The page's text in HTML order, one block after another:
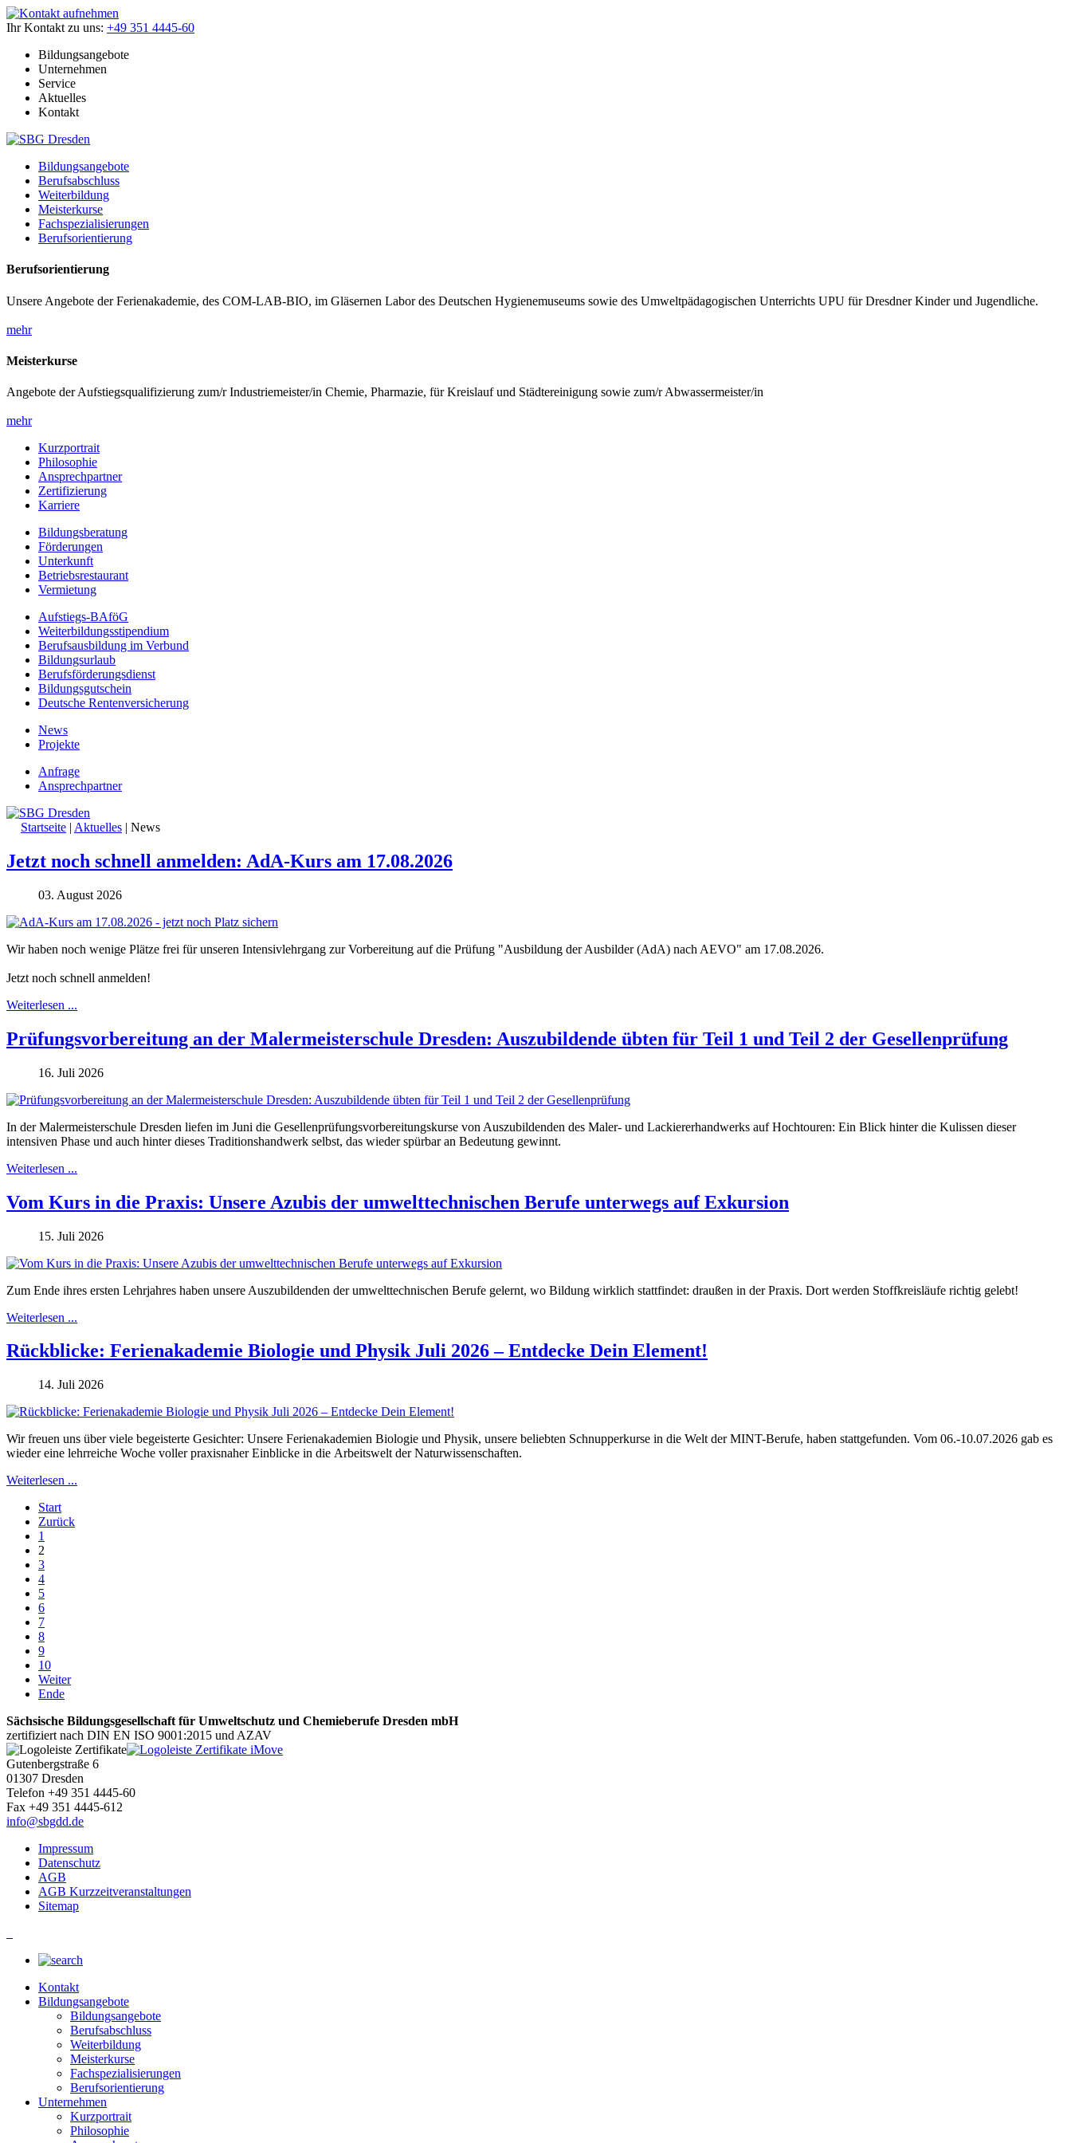
Ihr Kontakt zu uns: +49 351 4445-60
Bildungsangebote
Unternehmen
Service
Aktuelles
Kontakt
Bildungsangebote
Berufsabschluss
Weiterbildung
Meisterkurse
Fachspezialisierungen
Berufsorientierung
Berufsorientierung
Unsere Angebote der Ferienakademie, des COM-LAB-BIO, im Gläsernen Labor des Deutschen Hygienemuseums sowie des Umweltpädagogischen Unterrichts UPU für Dresdner Kinder und Jugendliche.
mehr
Meisterkurse
Angebote der Aufstiegsqualifizierung zum/r Industriemeister/in Chemie, Pharmazie, für Kreislauf und Städtereinigung sowie zum/r Abwassermeister/in
mehr
Kurzportrait
Philosophie
Ansprechpartner
Zertifizierung
Karriere
Bildungsberatung
Förderungen
Unterkunft
Betriebsrestaurant
Vermietung
Aufstiegs-BAföG
Weiterbildungsstipendium
Berufsausbildung im Verbund
Bildungsurlaub
Berufsförderungsdienst
Bildungsgutschein
Deutsche Rentenversicherung
News
Projekte
Anfrage
Ansprechpartner
Startseite | Aktuelles | News
Jetzt noch schnell anmelden: AdA-Kurs am 17.08.2026
03. August 2026
Wir haben noch wenige Plätze frei für unseren Intensivlehrgang zur Vorbereitung auf die Prüfung "Ausbildung der Ausbilder (AdA) nach AEVO" am 17.08.2026.
Jetzt noch schnell anmelden!
Weiterlesen ...
Prüfungsvorbereitung an der Malermeisterschule Dresden: Auszubildende übten für Teil 1 und Teil 2 der Gesellenprüfung
16. Juli 2026
In der Malermeisterschule Dresden liefen im Juni die Gesellenprüfungsvorbereitungskurse von Auszubildenden des Maler- und Lackiererhandwerks auf Hochtouren: Ein Blick hinter die Kulissen dieser
intensiven Phase und auch hinter dieses Traditionshandwerk selbst, das wieder spürbar an Bedeutung gewinnt.
Weiterlesen ...
Vom Kurs in die Praxis: Unsere Azubis der umwelttechnischen Berufe unterwegs auf Exkursion
15. Juli 2026
Zum Ende ihres ersten Lehrjahres haben unsere Auszubildenden der umwelttechnischen Berufe gelernt, wo Bildung wirklich stattfindet: draußen in der Praxis. Dort werden Stoffkreisläufe richtig gelebt!
Weiterlesen ...
Rückblicke: Ferienakademie Biologie und Physik Juli 2026 – Entdecke Dein Element!
14. Juli 2026
Wir freuen uns über viele begeisterte Gesichter: Unsere Ferienakademien Biologie und Physik, unsere beliebten Schnupperkurse in die Welt der MINT-Berufe, haben stattgefunden. Vom 06.-10.07.2026 gab es
wieder eine lehrreiche Woche voller praxisnaher Einblicke in die Arbeitswelt der Naturwissenschaften.
Weiterlesen ...
Start
Zurück
1
2
3
4
5
6
7
8
9
10
Weiter
Ende
Sächsische Bildungsgesellschaft für Umweltschutz und Chemieberufe Dresden mbH
zertifiziert nach DIN EN ISO 9001:2015 und AZAV
Gutenbergstraße 6
01307 Dresden
Telefon +49 351 4445-60
Fax +49 351 4445-612
info@sbgdd.de
Impressum
Datenschutz
AGB
AGB Kurzzeitveranstaltungen
Sitemap
Kontakt
Bildungsangebote
Bildungsangebote
Berufsabschluss
Weiterbildung
Meisterkurse
Fachspezialisierungen
Berufsorientierung
Unternehmen
Kurzportrait
Philosophie